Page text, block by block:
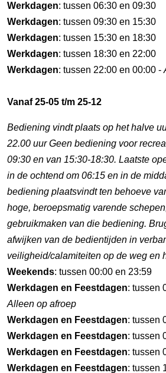
Werkdagen: tussen 06:30 en 09:30
Werkdagen: tussen 09:30 en 15:30
Werkdagen: tussen 15:30 en 18:30
Werkdagen: tussen 18:30 en 22:00
Werkdagen: tussen 22:00 en 00:00 -
Vanaf 25-05 t/m 25-12
Bediening vindt plaats op het halve
22.00 uur Geen bediening voor
09:30 en van 15:30-18:30. Laatste
in de ochtend om 06:15 en in de
bediening plaatsvindt ten behoeve
hoge, beroepsmatig varende
gebruikmaken van die bediening.
afwijken van de bedientijden in
veiligheid/calamiteiten op de weg en
Weekends: tussen 00:00 en 23:59
Werkdagen en Feestdagen: tussen
Alleen op afroep
Werkdagen en Feestdagen: tussen
Werkdagen en Feestdagen: tussen
Werkdagen en Feestdagen: tussen
Werkdagen en Feestdagen: tussen